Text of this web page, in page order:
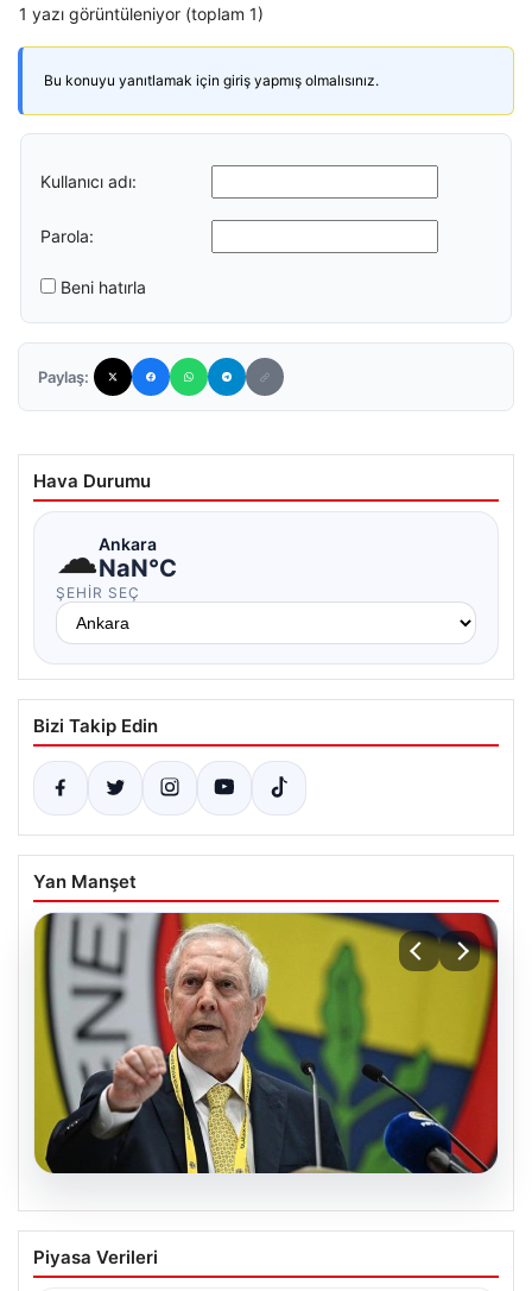
1 yazı görüntüleniyor (toplam 1)
Bu konuyu yanıtlamak için giriş yapmış olmalısınız.
Kullanıcı adı:
Parola:
Beni hatırla
Paylaş:
Hava Durumu
☁Ankara
NaN°C
ŞEHIR SEÇ
Bizi Takip Edin
Yan Manşet
05.08.2026
Aziz Yıldırım’dan Çarpıcı Sosyal Medya
Hamlesi: Savcılığa Suç Duyurusunda
Piyasa Verileri